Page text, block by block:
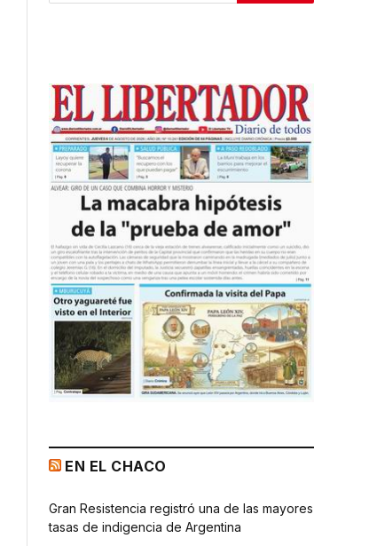
EN EL CHACO
Gran Resistencia registró una de las mayores
tasas de indigencia de Argentina